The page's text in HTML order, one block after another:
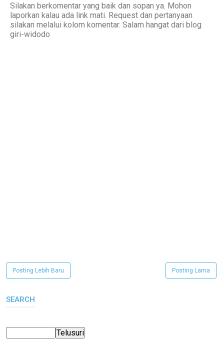
Silakan berkomentar yang baik dan sopan ya. Mohon
laporkan kalau ada link mati. Request dan pertanyaan
silakan melalui kolom komentar. Salam hangat dari blog
giri-widodo
Posting Lebih Baru Posting Lama
SEARCH